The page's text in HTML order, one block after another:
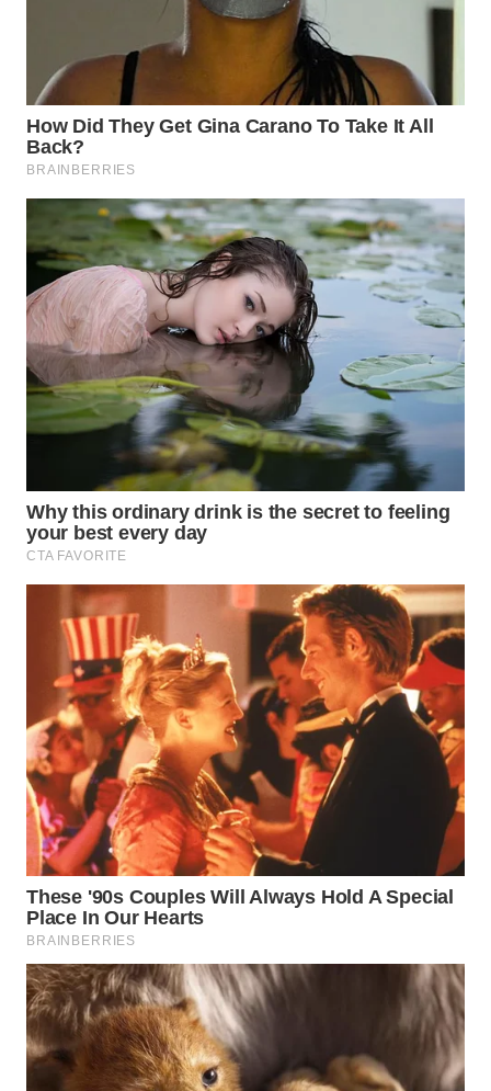
PURWAKARTA
WN
PRIANGAN
TIMUR
WN
SEMARANG
WN
SOLO
WN
BOROBUDUR
MADURA
WN
SURABAYA
WN
NATUNA
WN
BINTAN
WN
MANDALIKA
WN
LIKUPANG
WN
LABUANBAJO
WN
BORNEO